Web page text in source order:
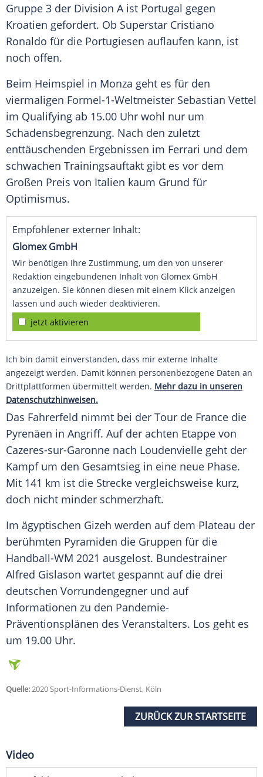
Gruppe 3 der Division A ist Portugal gegen
Kroatien gefordert. Ob Superstar Cristiano
Ronaldo für die Portugiesen auflaufen kann, ist
noch offen.
Beim Heimspiel in Monza geht es für den
viermaligen Formel-1-Weltmeister Sebastian Vettel
im Qualifying ab 15.00 Uhr wohl nur um
Schadensbegrenzung. Nach den zuletzt
enttäuschenden Ergebnissen im Ferrari und dem
schwachen Trainingsauftakt gibt es vor dem
Großen Preis von Italien kaum Grund für
Optimismus.
Empfohlener externer Inhalt:
Glomex GmbH
Wir benötigen Ihre Zustimmung, um den von unserer
Redaktion eingebundenen Inhalt von Glomex GmbH
anzuzeigen. Sie können diesen mit einem Klick anzeigen
lassen und auch wieder deaktivieren.
jetzt aktivieren
Ich bin damit einverstanden, dass mir externe Inhalte
angezeigt werden. Damit können personenbezogene Daten an
Drittplattformen übermittelt werden. Mehr dazu in unseren
Datenschutzhinweisen.
Das Fahrerfeld nimmt bei der Tour de France die
Pyrenäen in Angriff. Auf der achten Etappe von
Cazeres-sur-Garonne nach Loudenvielle geht der
Kampf um den Gesamtsieg in eine neue Phase.
Mit 141 km ist die Strecke vergleichsweise kurz,
doch nicht minder schmerzhaft.
Im ägyptischen Gizeh werden auf dem Plateau der
berühmten Pyramiden die Gruppen für die
Handball-WM 2021 ausgelost. Bundestrainer
Alfred Gislason wartet gespannt auf die drei
deutschen Vorrundengegner und auf
Informationen zu den Pandemie-
Präventionsplänen des Veranstalters. Los geht es
um 19.00 Uhr.
Quelle:2020 Sport-Informations-Dienst, Köln
ZURÜCK ZUR STARTSEITE
Video